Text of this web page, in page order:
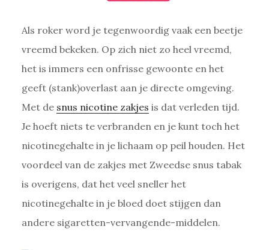
Als roker word je tegenwoordig vaak een beetje
vreemd bekeken. Op zich niet zo heel vreemd,
het is immers een onfrisse gewoonte en het
geeft (stank)overlast aan je directe omgeving.
Met de snus nicotine zakjes is dat verleden tijd.
Je hoeft niets te verbranden en je kunt toch het
nicotinegehalte in je lichaam op peil houden. Het
voordeel van de zakjes met Zweedse snus tabak
is overigens, dat het veel sneller het
nicotinegehalte in je bloed doet stijgen dan
andere sigaretten-vervangende-middelen.